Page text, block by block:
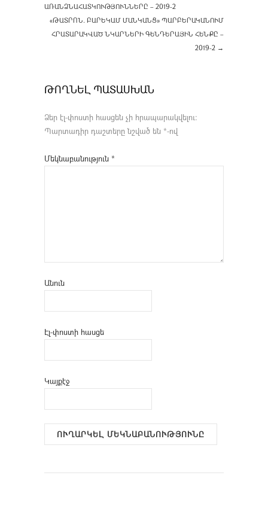
ԱՌԱՆՁՆԱՀԱՏԿՈՒԹՅՈՒՆՆԵՐԸ – 2019-2
«ԹԱՏՐՈՆ. ԲԱՐԵԿԱՄ ՄԱՆԿԱՆՑ» ՊԱՐԲԵՐԱԿԱՆՈՒՄ
ՀՐԱՏԱՐԱԿՎԱԾ ՆԿԱՐՆԵՐԻ ԳԵՆԴԵՐԱՅԻՆ ՀԵՆՔԸ –
2019-2 →
ԹՈՂՆԵԼ ՊԱՏԱՍԽԱՆ
Ձեր էլ-փոստի հասցեն չի հրապարակվելու։
Պարտադիր դաշտերը նշված են *-ով
Մեկնաբանություն *
Անուն
Էլ-փոստի հասցե
Կայքէջ